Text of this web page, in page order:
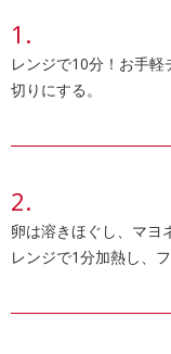
レンジで10分！お手
切りにする。
卵は溶きほぐし、マヨ
レンジで1分加熱し、